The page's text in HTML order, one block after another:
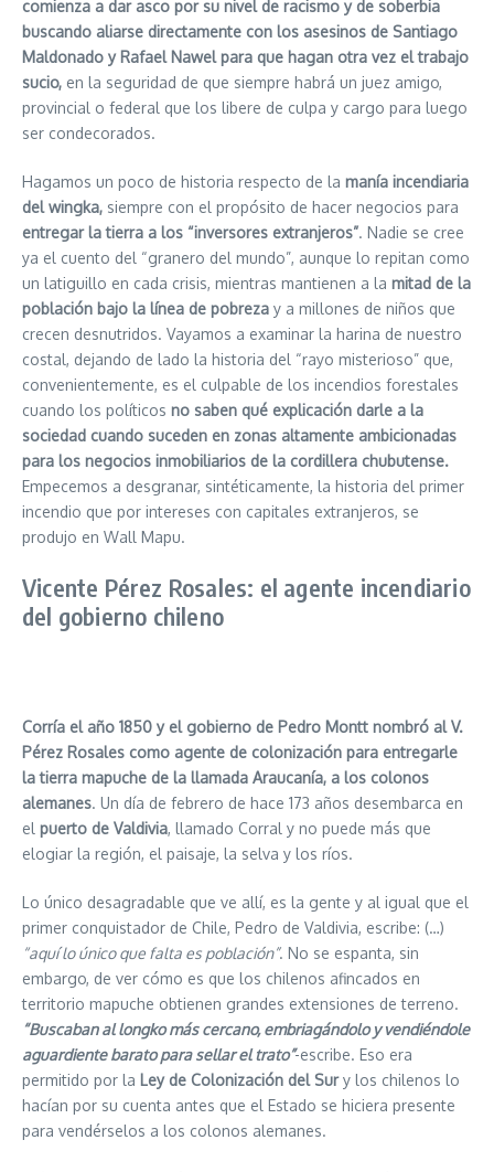
comienza a dar asco por su nivel de racismo y de soberbia
buscando aliarse directamente con los asesinos de Santiago
Maldonado y Rafael Nawel para que hagan otra vez el trabajo
sucio, en la seguridad de que siempre habrá un juez amigo,
provincial o federal que los libere de culpa y cargo para luego
ser condecorados.
Hagamos un poco de historia respecto de la manía incendiaria
del wingka, siempre con el propósito de hacer negocios para
entregar la tierra a los “inversores extranjeros”. Nadie se cree
ya el cuento del “granero del mundo”, aunque lo repitan como
un latiguillo en cada crisis, mientras mantienen a la mitad de la
población bajo la línea de pobreza y a millones de niños que
crecen desnutridos. Vayamos a examinar la harina de nuestro
costal, dejando de lado la historia del “rayo misterioso” que,
convenientemente, es el culpable de los incendios forestales
cuando los políticos no saben qué explicación darle a la
sociedad cuando suceden en zonas altamente ambicionadas
para los negocios inmobiliarios de la cordillera chubutense.
Empecemos a desgranar, sintéticamente, la historia del primer
incendio que por intereses con capitales extranjeros, se
produjo en Wall Mapu.
Vicente Pérez Rosales: el agente incendiario
del gobierno chileno
Corría el año 1850 y el gobierno de Pedro Montt nombró al V.
Pérez Rosales como agente de colonización para entregarle
la tierra mapuche de la llamada Araucanía, a los colonos
alemanes. Un día de febrero de hace 173 años desembarca en
el puerto de Valdivia, llamado Corral y no puede más que
elogiar la región, el paisaje, la selva y los ríos.
Lo único desagradable que ve allí, es la gente y al igual que el
primer conquistador de Chile, Pedro de Valdivia, escribe: (…)
“aquí lo único que falta es población”. No se espanta, sin
embargo, de ver cómo es que los chilenos afincados en
territorio mapuche obtienen grandes extensiones de terreno.
“Buscaban al longko más cercano, embriagándolo y vendiéndole
aguardiente barato para sellar el trato”-escribe. Eso era
permitido por la Ley de Colonización del Sury los chilenos lo
hacían por su cuenta antes que el Estado se hiciera presente
para vendérselos a los colonos alemanes.